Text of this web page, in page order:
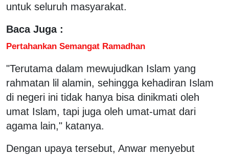
untuk seluruh masyarakat.
Baca Juga :
Pertahankan Semangat Ramadhan
"Terutama dalam mewujudkan Islam yang
rahmatan lil alamin, sehingga kehadiran Islam
di negeri ini tidak hanya bisa dinikmati oleh
umat Islam, tapi juga oleh umat-umat dari
agama lain," katanya.
Dengan upaya tersebut, Anwar menyebut